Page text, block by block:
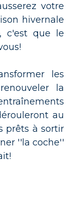
votre
hivernale
c'est que le
les
la
au
prêts à sortir
''la coche''